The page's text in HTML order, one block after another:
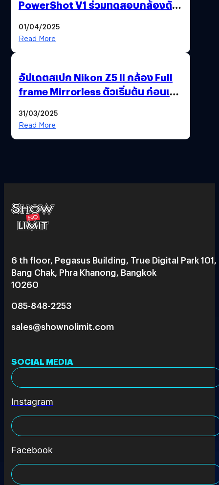
PowerShot V1 ร่วมทดสอบกล้องตัว
01/04/2025
Read More
อัปเดตสเปก Nikon Z5 II กล้อง Full
frame Mirrorless ตัวเริ่มต้น ก่อนเปิด
31/03/2025
Read More
6 th floor, Pegasus Building, True Digital Park 101,
Bang Chak, Phra Khanong, Bangkok
10260
085-848-2253
sales@shownolimit.com
SOCIAL MEDIA
Instagram
Facebook